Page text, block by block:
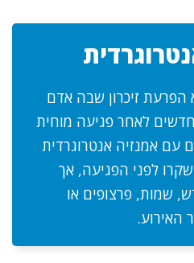
הפרעת זיכרון שבה אדם
לאחר פגיעה מוחית
עם אמנזיה אנטרוגרדית
שקרו לפני הפגיעה, אך
שמות, פרצופים או
האירוע.